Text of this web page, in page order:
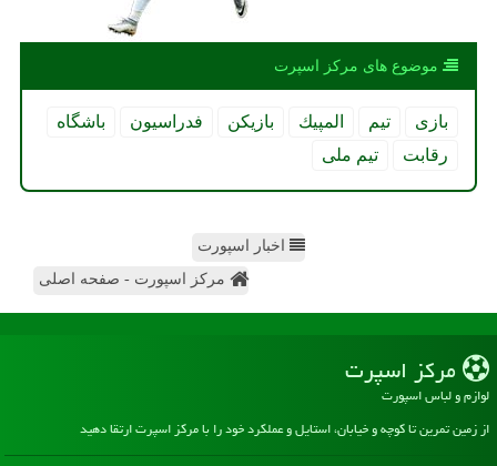
موضوع های مركز اسپرت
بازی تیم المپیك بازیكن فدراسیون
باشگاه
رقابت
تیم ملی
اخبار اسپورت
مرکز اسپورت - صفحه اصلی
مركز اسپرت
لوازم و لباس اسپورت
از زمین تمرین تا کوچه و خیابان، استایل و عملکرد خود را با مرکز اسپرت ارتقا دهید